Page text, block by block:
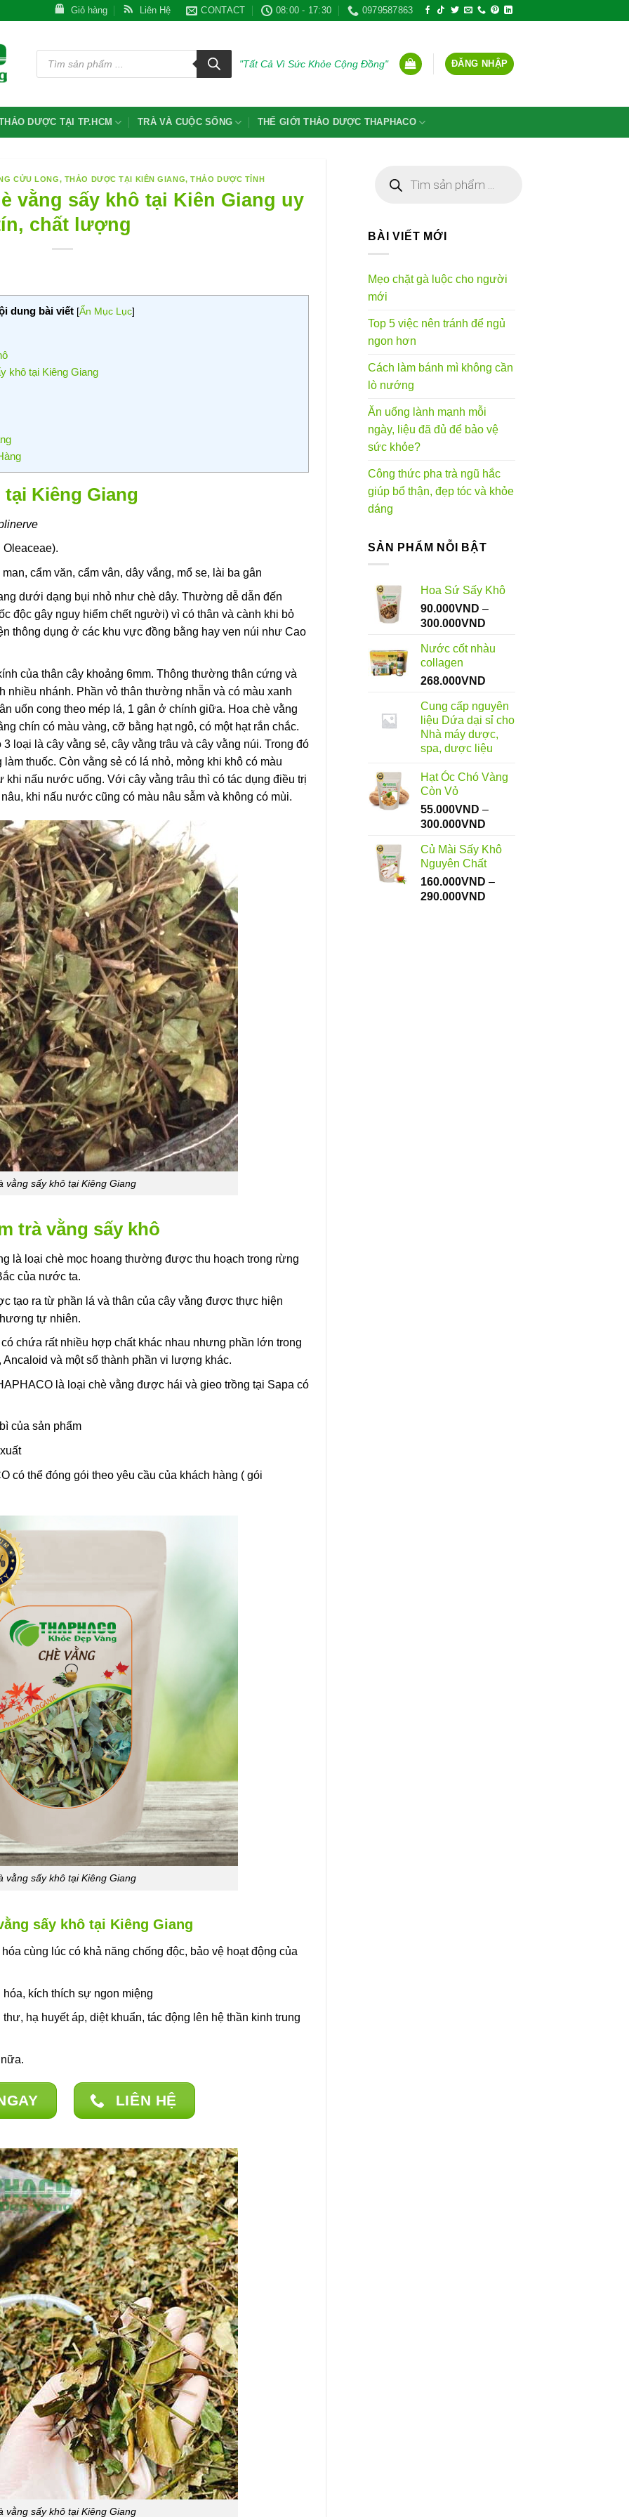
Giỏ hàng Liên Hệ CONTACT 08:00 - 17:30 0979587863
Tìm
kiếm
phẩm
"Tất Cả Vì Sức Khỏe Cộng Đồng" ĐĂNG NHẬP
DƯỢC TẠI TP.HCM TRÀ VÀ CUỘC SỐNG THẾ GIỚI THẢO DƯỢC THAPHACO
CỬU LONG, THẢO DƯỢC TẠI KIÊN GIANG,THẢO DƯỢC TỈNH
vằng sấy khô tại Kiên Giang uy
chất lượng
dung bài viết [Ẩn Mục Lục]
khô tại Kiêng Giang
Kiêng Giang
cẩm văn, cẩm vân, dây vắng, mổ se, lài ba gân
dưới dạng bụi nhỏ như chè dây. Thường dễ dẫn đến
độc gây nguy hiểm chết người) vì có thân và cành khi bỏ
thông dụng ở các khu vực đồng bằng hay ven núi như Cao
của thân cây khoảng 6mm. Thông thường thân cứng và
nhiều nhánh. Phần vỏ thân thường nhẵn và có màu xanh
uốn cong theo mép lá, 1 gân ở chính giữa. Hoa chè vằng
chín có màu vàng, cỡ bằng hạt ngô, có một hạt rắn chắc.
loại là cây vằng sẻ, cây vằng trâu và cây vằng núi. Trong đó
thuốc. Còn vằng sẻ có lá nhỏ, mỏng khi khô có màu
khi nấu nước uống. Với cây vằng trâu thì có tác dụng điều trị
khi nấu nước cũng có màu nâu sẫm và không có mùi.
vằng sấy khô tại Kiêng Giang
trà vằng sấy khô
là loại chè mọc hoang thường được thu hoạch trong rừng
của nước ta.
tạo ra từ phần lá và thân của cây vằng được thực hiện
tự nhiên.
chứa rất nhiều hợp chất khác nhau nhưng phần lớn trong
và một số thành phần vi lượng khác.
là loại chè vằng được hái và gieo trồng tại Sapa có
của sản phẩm
có thể đóng gói theo yêu cầu của khách hàng ( gói
vằng sấy khô tại Kiêng Giang
sấy khô tại Kiêng Giang
cùng lúc có khả năng chống độc, bảo vệ hoạt động của
kích thích sự ngon miệng
hạ huyết áp, diệt khuẩn, tác động lên hệ thần kinh trung
LIÊN HỆ
vằng sấy khô tại Kiêng Giang
kiếm
BÀI VIẾT MỚI
Mẹo chặt gà luộc cho người
mới
Top 5 việc nên tránh để ngủ
ngon hơn
Cách làm bánh mì không cần
lò nướng
Ăn uống lành mạnh mỗi
ngày, liệu đã đủ để bảo vệ
sức khỏe?
Công thức pha trà ngũ hắc
giúp bổ thận, đẹp tóc và khỏe
dáng
SẢN PHẨM NỖI BẬT
Hoa Sứ Sấy Khô
90.000VND –
300.000VND
từ
Nước cốt nhàu
collagen
268.000VND
Cung cấp nguyên
liệu Dứa dại sỉ cho
Nhà máy dược,
spa, dược liệu
Hạt Óc Chó Vàng
Còn Vỏ
55.000VND –
300.000VND
từ
55.000VND
đến
Củ Mài Sấy Khô
Nguyên Chất
160.000VND –
290.000VND